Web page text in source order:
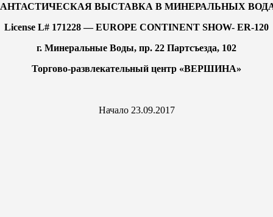
ВЫСТАВКА В МИНЕРАЛЬНЫХ
License L# 171228 — EUROPE CONTINENT SHOW- ER-120
г. Минеральные Воды, пр. 22 Партсъезда, 102
Торгово-развлекательный центр «ВЕРШИНА»
Начало 23.09.2017